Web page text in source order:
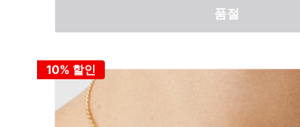
품절
10% 할인